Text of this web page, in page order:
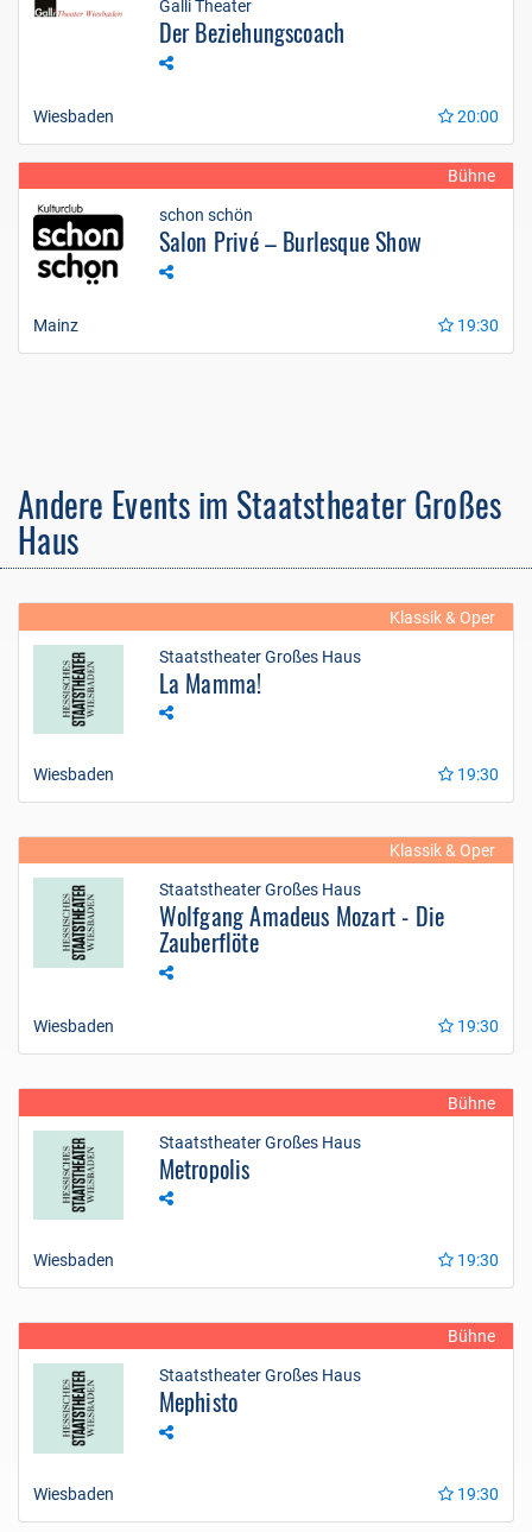
Galli Theater
Der Beziehungscoach
Wiesbaden 20:00
Bühne
schon schön
Salon Privé – Burlesque Show
Mainz 19:30
Andere Events im Staatstheater Großes
Haus
Klassik & Oper
Staatstheater Großes Haus
La Mamma!
Wiesbaden 19:30
Klassik & Oper
Staatstheater Großes Haus
Wolfgang Amadeus Mozart - Die
Zauberflöte
Wiesbaden 19:30
Bühne
Staatstheater Großes Haus
Metropolis
Wiesbaden 19:30
Bühne
Staatstheater Großes Haus
Mephisto
Wiesbaden 19:30